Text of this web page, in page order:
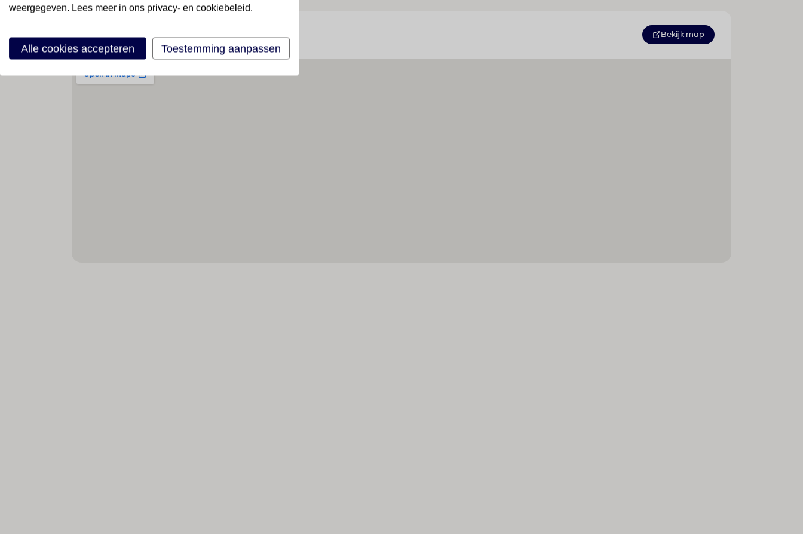
Locatie Bekijk map
weergegeven. Lees meer in ons privacy- en cookiebeleid.
Alle cookies accepteren Toestemming aanpassen